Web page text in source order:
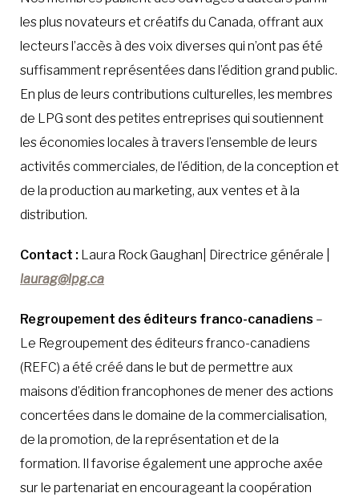
les plus novateurs et créatifs du Canada, offrant aux
lecteurs l’accès à des voix diverses qui n’ont pas été
suffisamment représentées dans l’édition grand public.
En plus de leurs contributions culturelles, les membres
de LPG sont des petites entreprises qui soutiennent
les économies locales à travers l’ensemble de leurs
activités commerciales, de l’édition, de la conception et
de la production au marketing, aux ventes et à la
distribution.
Contact : Laura Rock Gaughan| Directrice générale |
laurag@lpg.ca
Regroupement des éditeurs franco-canadiens –
Le Regroupement des éditeurs franco-canadiens
(REFC) a été créé dans le but de permettre aux
maisons d’édition francophones de mener des actions
concertées dans le domaine de la commercialisation,
de la promotion, de la représentation et de la
formation. Il favorise également une approche axée
sur le partenariat en encourageant la coopération